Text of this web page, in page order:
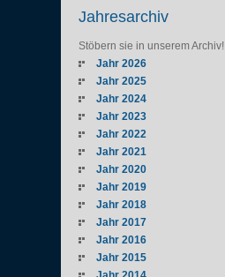
Jahresarchiv
Stöbern sie in unserem Archiv!
Jahr 2026
Jahr 2025
Jahr 2024
Jahr 2023
Jahr 2022
Jahr 2021
Jahr 2020
Jahr 2019
Jahr 2018
Jahr 2017
Jahr 2016
Jahr 2015